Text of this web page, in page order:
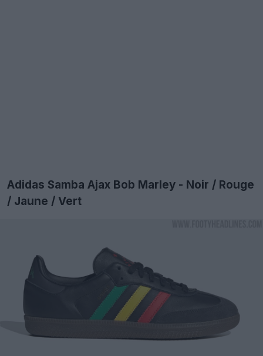
Adidas Samba Ajax Bob Marley - Noir / Rouge
/ Jaune / Vert